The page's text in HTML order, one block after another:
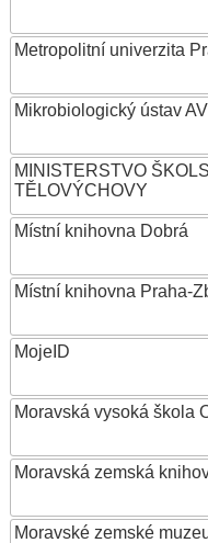
Metropolitní univerzita
Mikrobiologický ústav
MINISTERSTVO
TĚLOVÝCHOVY
Místní knihovna Dobrá
Místní knihovna Praha-
MojeID
Moravská vysoká škola
Moravská zemská
Moravské zemské